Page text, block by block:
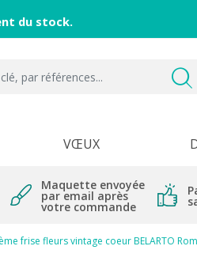
du stock.
VŒUX
Maquette envoyée
par email après
votre commande
frise fleurs vintage coeur BELARTO